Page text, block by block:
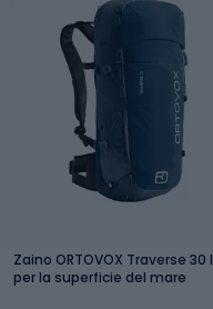
Zaino ORTOVOX Traverse 30 l
per la superficie del mare